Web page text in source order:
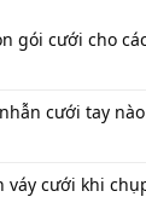
gói cưới cho
cưới tay
váy cưới khi